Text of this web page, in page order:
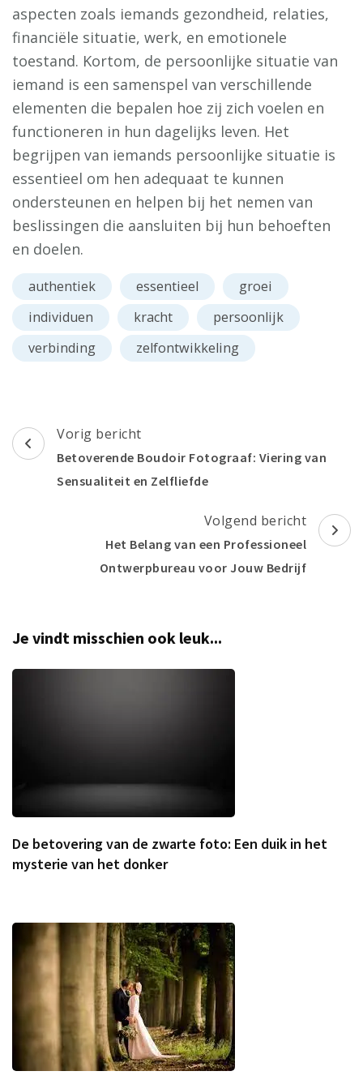
aspecten zoals iemands gezondheid, relaties,
financiële situatie, werk, en emotionele
toestand. Kortom, de persoonlijke situatie van
iemand is een samenspel van verschillende
elementen die bepalen hoe zij zich voelen en
functioneren in hun dagelijks leven. Het
begrijpen van iemands persoonlijke situatie is
essentieel om hen adequaat te kunnen
ondersteunen en helpen bij het nemen van
beslissingen die aansluiten bij hun behoeften
en doelen.
authentiek essentieel
groei
individuen
kracht
persoonlijk
verbinding
zelfontwikkeling
Berichtnavigatie
Vorig bericht
Betoverende Boudoir Fotograaf: Viering van
Sensualiteit en Zelfliefde
Volgend bericht
Het Belang van een Professioneel
Ontwerpbureau voor Jouw Bedrijf
Je vindt misschien ook leuk...
De betovering van de zwarte foto: Een duik in het
mysterie van het donker